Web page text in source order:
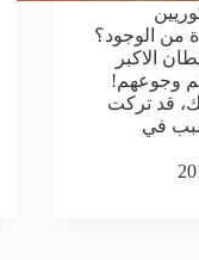
من الوجود؟
الاكبر
وجوعهم!
قد تركت
في